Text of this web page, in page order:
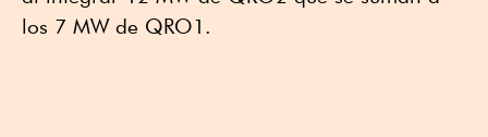
los 7 MW de QRO1.